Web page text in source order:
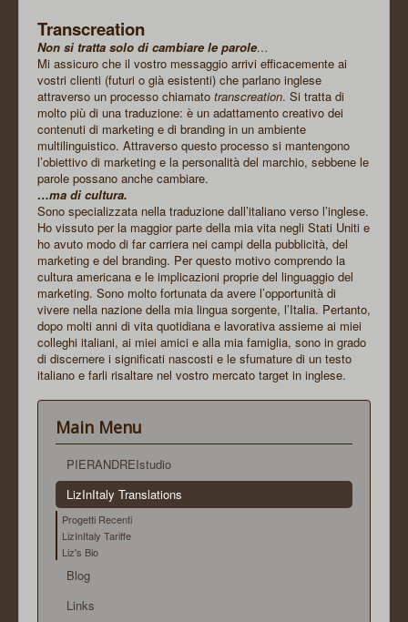
Transcreation
Non si tratta solo di cambiare le parole…
Mi assicuro che il vostro messaggio arrivi efficacemente ai
vostri clienti (futuri o già esistenti) che parlano inglese
attraverso un processo chiamato transcreation. Si tratta di
molto più di una traduzione: è un adattamento creativo dei
contenuti di marketing e di branding in un ambiente
multilinguistico. Attraverso questo processo si mantengono
l’obiettivo di marketing e la personalità del marchio, sebbene le
parole possano anche cambiare.
…ma di cultura.
Sono specializzata nella traduzione dall’italiano verso l’inglese.
Ho vissuto per la maggior parte della mia vita negli Stati Uniti e
ho avuto modo di far carriera nei campi della pubblicità, del
marketing e del branding. Per questo motivo comprendo la
cultura americana e le implicazioni proprie del linguaggio del
marketing. Sono molto fortunata da avere l’opportunità di
vivere nella nazione della mia lingua sorgente, l’Italia. Pertanto,
dopo molti anni di vita quotidiana e lavorativa assieme ai miei
colleghi italiani, ai miei amici e alla mia famiglia, sono in grado
di discernere i significati nascosti e le sfumature di un testo
italiano e farli risaltare nel vostro mercato target in inglese.
Main Menu
PIERANDREIstudio
LizInItaly Translations
Progetti Recenti
LizInItaly Tariffe
Liz's Bio
Blog
Links